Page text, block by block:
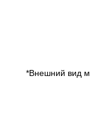
*Внешний вид